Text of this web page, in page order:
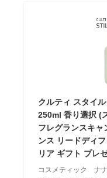
クルティ スタイ
250ml 香り選択 (
フレグランスキャ
ンス リードディ
リア ギフト プレ
コスメティック ナナ